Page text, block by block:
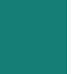
deg våken, en